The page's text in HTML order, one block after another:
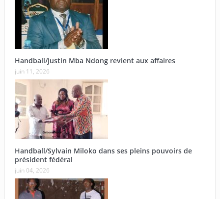
Handball/Justin Mba Ndong revient aux affaires
juin 11, 2026
Handball/Sylvain Miloko dans ses pleins pouvoirs de
président fédéral
juin 04, 2026